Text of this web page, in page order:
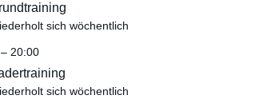
sich wöchentlich
– 20:00
sich wöchentlich